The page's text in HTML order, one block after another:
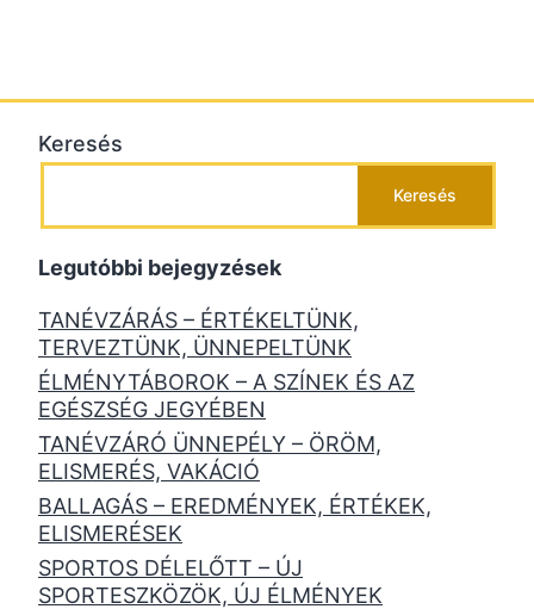
Keresés
Keresés
Legutóbbi bejegyzések
TANÉVZÁRÁS – ÉRTÉKELTÜNK,
TERVEZTÜNK, ÜNNEPELTÜNK
ÉLMÉNYTÁBOROK – A SZÍNEK ÉS AZ
EGÉSZSÉG JEGYÉBEN
TANÉVZÁRÓ ÜNNEPÉLY – ÖRÖM,
ELISMERÉS, VAKÁCIÓ
BALLAGÁS – EREDMÉNYEK, ÉRTÉKEK,
ELISMERÉSEK
SPORTOS DÉLELŐTT – ÚJ
SPORTESZKÖZÖK, ÚJ ÉLMÉNYEK